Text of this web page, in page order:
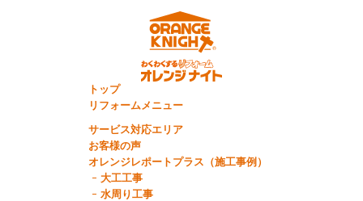
トップ
リフォームメニュー
サービス対応エリア
お客様の声
オレンジレポートプラス（施工事例）
大工工事
水周り工事